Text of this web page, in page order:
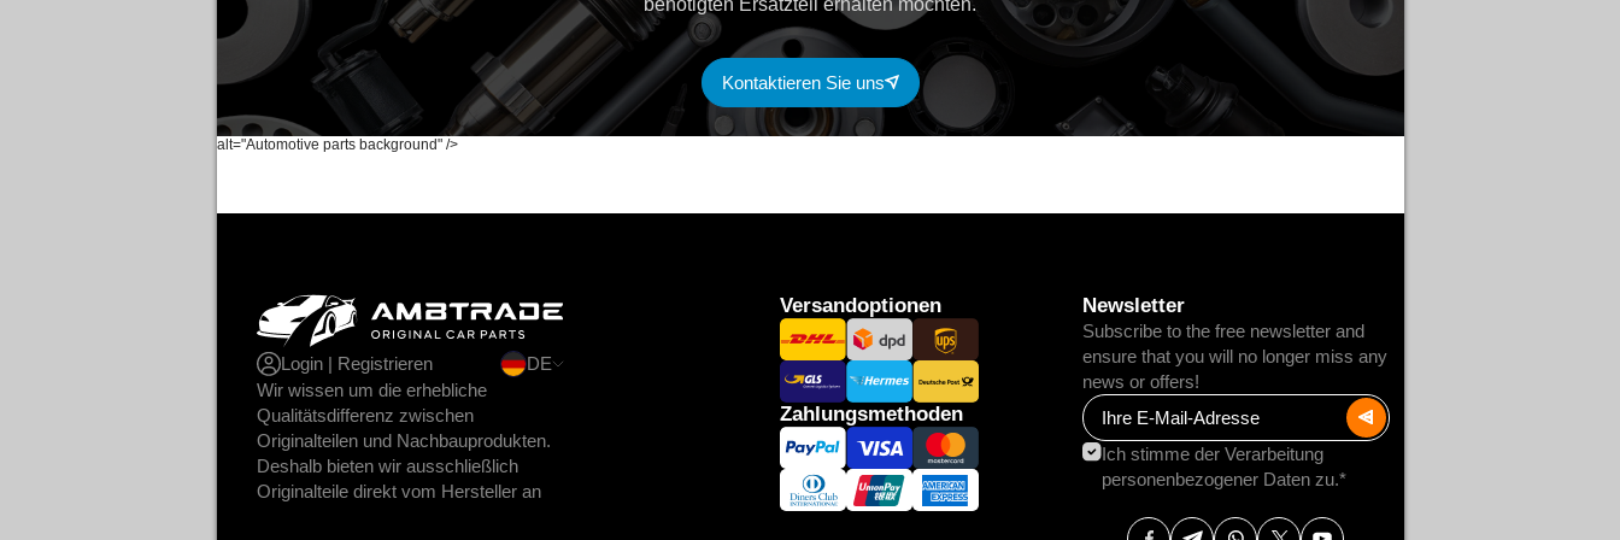
alt="Automotive parts background" />
Kontaktieren Sie uns
Login | Registrieren
DE
Wir wissen um die erhebliche
Qualitätsdifferenz zwischen
Originalteilen und Nachbauprodukten.
Deshalb bieten wir ausschließlich
Originalteile direkt vom Hersteller an
Versandoptionen
Zahlungsmethoden
Newsletter
Subscribe to the free newsletter and
ensure that you will no longer miss any
news or offers!
Ich stimme der Verarbeitung
personenbezogener Daten zu.*